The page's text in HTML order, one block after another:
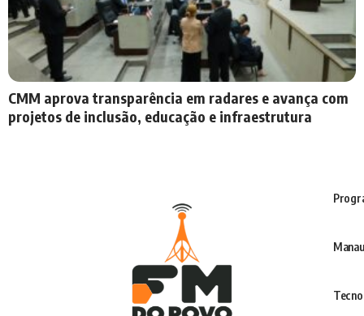
CMM aprova transparência em radares e avança com
projetos de inclusão, educação e infraestrutura